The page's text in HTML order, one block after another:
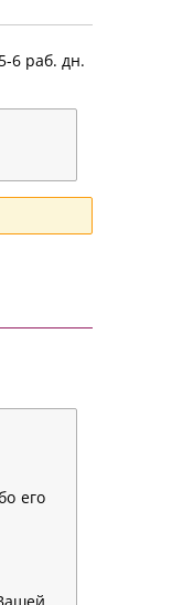
5-6 раб. дн.
его